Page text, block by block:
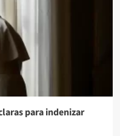
para indenizar